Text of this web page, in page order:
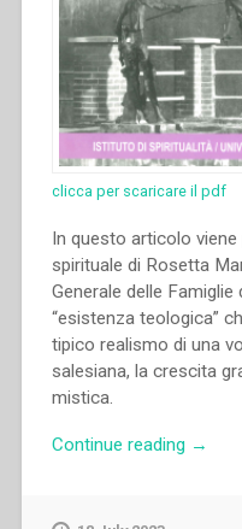
clicca per scaricare il pdf
In questo articolo
spirituale di Rosetta
Generale delle
“esistenza teologica”
tipico realismo di una
salesiana, la crescita
mistica.
Continue reading “María
→